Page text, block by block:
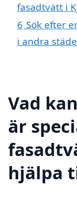
fasadtvätt i
6 Sök efter
i andra
Vad
är
hjälpa